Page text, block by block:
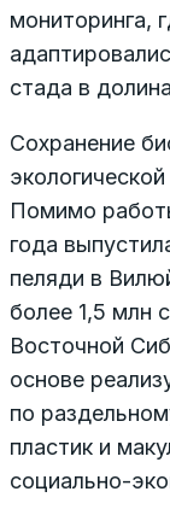
мониторинга,
стада в
Сохранение
Помимо
года
пеляди в
более 1,5 млн
Восточной
основе
по
пластик и
социально-